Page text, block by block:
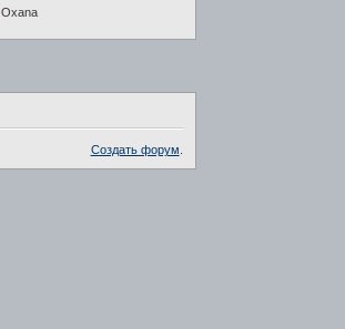
Oxana
Создать форум